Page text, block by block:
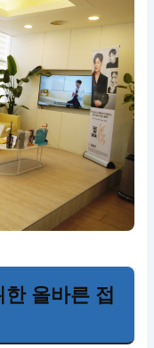
올바른 접